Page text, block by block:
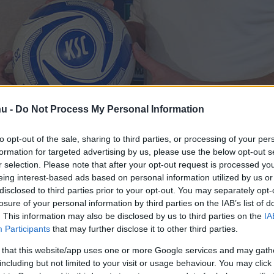
- Do Not Process My Personal Information
opt-out of the sale, sharing to third parties, or processing of your
for targeted advertising by us, please use the below opt-out
selection. Please note that after your opt-out request is processed
interest-based ads based on personal information utilized by us
to third parties prior to your opt-out. You may separately
of your personal information by third parties on the IAB’s list of
This information may also be disclosed by us to third parties on the
Participants that may further disclose it to other third parties.
that this website/app uses one or more Google services and may
but not limited to your visit or usage behaviour. You may
másodosztályban
labdarúgócsapatához
kövess minket aCsakfociGoogle News oldalán is!
futballozó 31 éves középpályással a
végéig szóló szerződést kötöttek.